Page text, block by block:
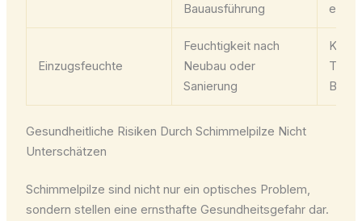
Bauausführung
en
Einzugsfeuchte
Feuchtigkeit nach
Neubau oder
Sanierung
Gesundheitliche Risiken Durch Schimmelpilze Nicht
Unterschätzen
Schimmelpilze sind nicht nur ein optisches Problem,
sondern stellen eine ernsthafte Gesundheitsgefahr dar.